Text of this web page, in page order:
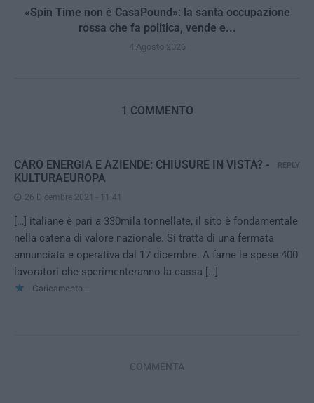
«Spin Time non è CasaPound»: la santa occupazione
rossa che fa politica, vende e...
4 Agosto 2026
1 COMMENTO
CARO ENERGIA E AZIENDE: CHIUSURE IN VISTA? -
KULTURAEUROPA
26 Dicembre 2021 - 11:41
[…] italiane è pari a 330mila tonnellate, il sito è fondamentale
nella catena di valore nazionale. Si tratta di una fermata
annunciata e operativa dal 17 dicembre. A farne le spese 400
lavoratori che sperimenteranno la cassa […]
Caricamento...
REPLY
COMMENTA